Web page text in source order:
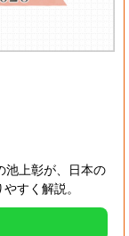
池上彰が、日本の
すく解説。